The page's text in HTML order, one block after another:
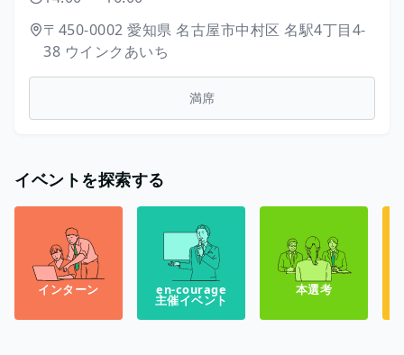
イベントを探索する
インターン en-courage
主催イベント
本選考
〒450-0002 愛知県 名古屋市中村区 名駅4丁目4-
38 ウインクあいち
満席